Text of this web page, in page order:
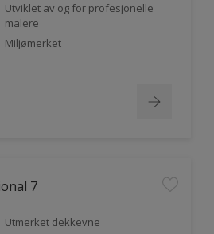
Utviklet av og for profesjonelle
malere
Miljømerket
7
Utmerket dekkevne